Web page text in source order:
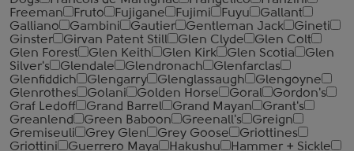
Freeman
Fruto Fujigane Fujimi Fuyu
Gallant
Galliano
Gambini Gautier Gentleman Jack
Gineti
Ginster
Girvan Patent Still Glen Clyde
Glen Colt
Glen Forest
Glen Keith Glen Kirk Glen Scotia
Glen
Silver's
Glendale Glendronach
Glenfarclas
Glenfiddich
Glengarry Glenglassaugh
Glengoyne
Glenrothes
Golani Golden Horse Goral
Gordon's
Graf Ledoff
Grand Barrel Grand Mayan
Grant's
Greanlend
Green Baboon Greenall's
Greign
Gremiseuli
Grey Glen Grey Goose
Griottines
Griottini
Guerrero Maya Hakushu
Hammer + Sickle